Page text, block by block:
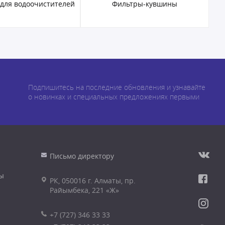
кувшины Проточные фильтры
Подпишитесь на последние обновления и узнавайте
о новинках и специальных предложениях первыми
Письмо директору
РК, 050016 г. Алматы, пр.
Райымбека, 221 «Ж»
+7 (727) 346 33 33